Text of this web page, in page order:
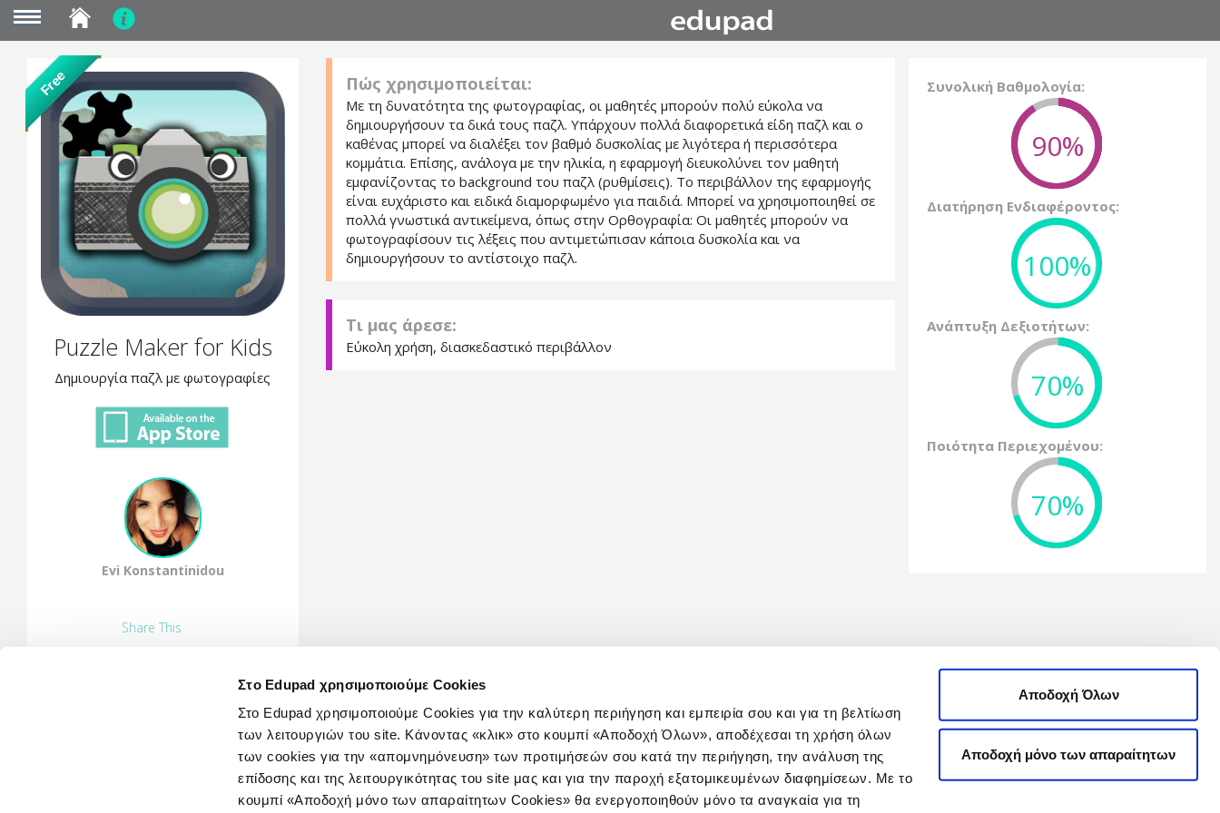
Στο Edupad χρησιμοποιούμε Cookies
Στο Edupad χρησιμοποιούμε Cookies για την καλύτερη περιήγηση και εμπειρία σου και για τη βελτίωση
των λειτουργιών του site. Κάνοντας «κλικ» στο κουμπί «Αποδοχή Όλων», αποδέχεσαι τη χρήση όλων
των cookies για την «απομνημόνευση» των προτιμήσεών σου κατά την περιήγηση, την ανάλυση της
επίδοσης και της λειτουργικότητας του site μας και για την παροχή εξατομικευμένων διαφημίσεων. Με το
κουμπί «Αποδοχή μόνο των απαραίτητων Cookies» θα ενεργοποιηθούν μόνο τα αναγκαία για τη
Αποδοχή Όλων
Αποδοχή μόνο των απαραίτητων
content
Free
Puzzle Maker for Kids
Δημιουργία παζλ με φωτογραφίες
Evi Konstantinidou
Share This
Πώς χρησιμοποιείται:
Με τη δυνατότητα της φωτογραφίας, οι μαθητές μπορούν πολύ εύκολα να
δημιουργήσουν τα δικά τους παζλ. Υπάρχουν πολλά διαφορετικά είδη παζλ και ο
καθένας μπορεί να διαλέξει τον βαθμό δυσκολίας με λιγότερα ή περισσότερα
κομμάτια. Επίσης, ανάλογα με την ηλικία, η εφαρμογή διευκολύνει τον μαθητή
εμφανίζοντας το background του παζλ (ρυθμίσεις). Το περιβάλλον της εφαρμογής
είναι ευχάριστο και ειδικά διαμορφωμένο για παιδιά. Μπορεί να χρησιμοποιηθεί σε
πολλά γνωστικά αντικείμενα, όπως στην Ορθογραφία: Οι μαθητές μπορούν να
φωτογραφίσουν τις λέξεις που αντιμετώπισαν κάποια δυσκολία και να
δημιουργήσουν το αντίστοιχο παζλ.
Τι μας άρεσε:
Εύκολη χρήση, διασκεδαστικό περιβάλλον
Συνολική Βαθμολογία:
90%
Διατήρηση Ενδιαφέροντος:
100%
Ανάπτυξη Δεξιοτήτων:
70%
Ποιότητα Περιεχομένου:
70%